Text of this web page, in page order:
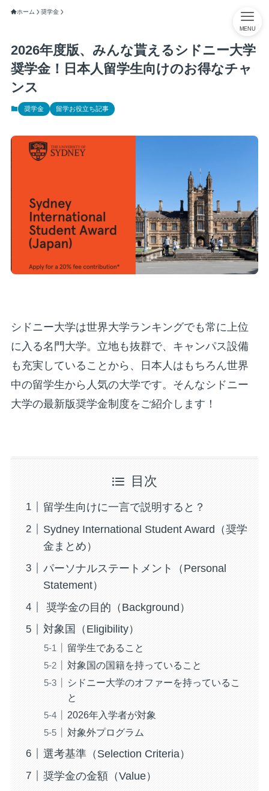
MENU
ホーム 奨学金
2026年度版、みんな貰えるシドニー大学
奨学金！日本人留学生向けのお得なチャ
ンス
奨学金 留学お役立ち記事
シドニー大学は世界大学ランキングでも常に上位
に入る名門大学。立地も抜群で、キャンパス設備
も充実していることから、日本人はもちろん世界
中の留学生から人気の大学です。そんなシドニー
大学の最新版奨学金制度をご紹介します！
目次
留学生向けに一言で説明すると？
Sydney International Student Award（奨学
金まとめ）
パーソナルステートメント（Personal
Statement）
奨学金の目的（Background）
対象国（Eligibility）
留学生であること
対象国の国籍を持っていること
シドニー大学のオファーを持っているこ
と
2026年入学者が対象
対象外プログラム
選考基準（Selection Criteria）
奨学金の金額（Value）